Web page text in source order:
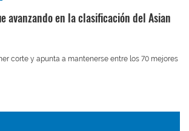
avanzando en la clasificación del Asian
corte y apunta a mantenerse entre los 70 mejores